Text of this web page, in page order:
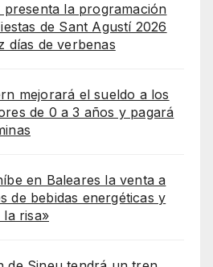
presenta la programación
de Sant Agustí 2026
días de verbenas
mejorará el sueldo a los
de 0 a 3 años y pagará
en Baleares la venta a
de bebidas energéticas y
la risa»